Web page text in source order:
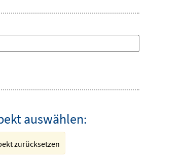
auswählen:
zurücksetzen